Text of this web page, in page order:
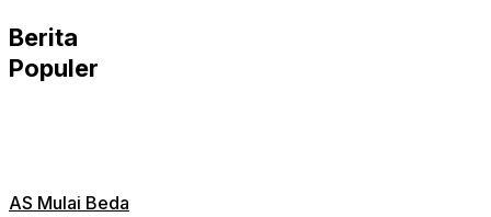
Berita
Populer
AS Mulai Beda